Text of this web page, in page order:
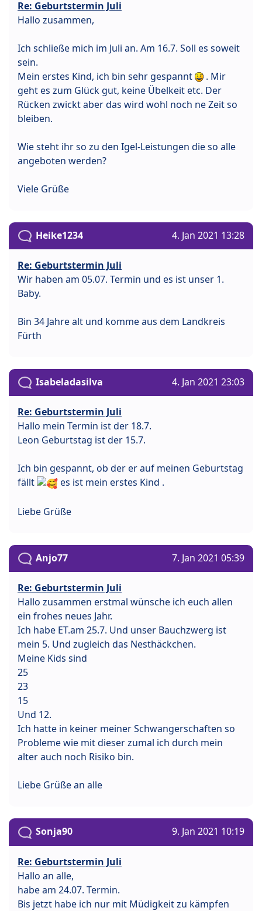
Re: Geburtstermin Juli
Hallo zusammen,
Ich schließe mich im Juli an. Am 16.7. Soll es soweit
sein.
Mein erstes Kind, ich bin sehr gespannt
. Mir
geht es zum Glück gut, keine Übelkeit etc. Der
Rücken zwickt aber das wird wohl noch ne Zeit so
bleiben.
Wie steht ihr so zu den Igel-Leistungen die so alle
angeboten werden?
Viele Grüße
Heike1234 4. Jan 2021 13:28
Re: Geburtstermin Juli
Wir haben am 05.07. Termin und es ist unser 1.
Baby.
Bin 34 Jahre alt und komme aus dem Landkreis
Fürth
Isabeladasilva 4. Jan 2021 23:03
Re: Geburtstermin Juli
Hallo mein Termin ist der 18.7.
Leon Geburtstag ist der 15.7.
Ich bin gespannt, ob der er auf meinen Geburtstag
fällt
es ist mein erstes Kind .
Liebe Grüße
Anjo77 7. Jan 2021 05:39
Re: Geburtstermin Juli
Hallo zusammen erstmal wünsche ich euch allen
ein frohes neues Jahr.
Ich habe ET.am 25.7. Und unser Bauchzwerg ist
mein 5. Und zugleich das Nesthäckchen.
Meine Kids sind
25
23
15
Und 12.
Ich hatte in keiner meiner Schwangerschaften so
Probleme wie mit dieser zumal ich durch mein
alter auch noch Risiko bin.
Liebe Grüße an alle
Sonja90 9. Jan 2021 10:19
Re: Geburtstermin Juli
Hallo an alle,
habe am 24.07. Termin.
Bis jetzt habe ich nur mit Müdigkeit zu kämpfen